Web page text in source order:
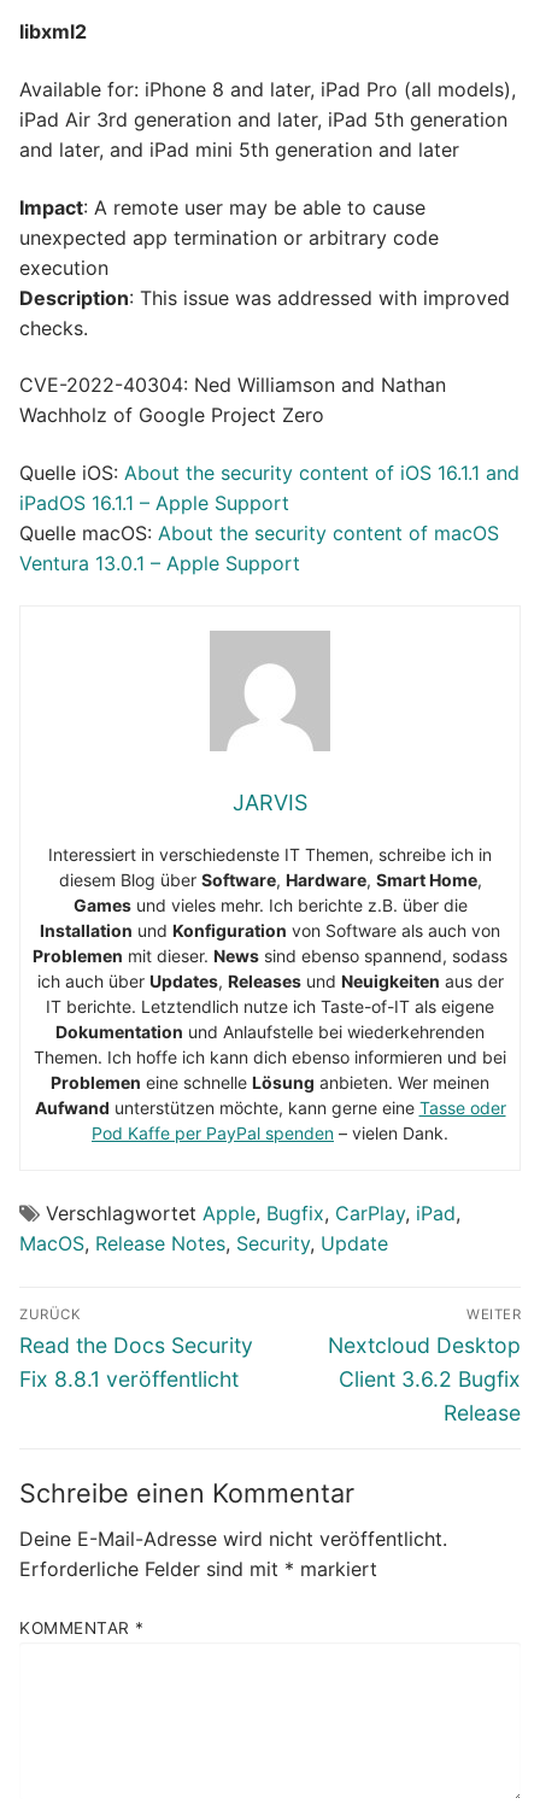
libxml2
Available for: iPhone 8 and later, iPad Pro (all models),
iPad Air 3rd generation and later, iPad 5th generation
and later, and iPad mini 5th generation and later
Impact: A remote user may be able to cause
unexpected app termination or arbitrary code
execution
Description: This issue was addressed with improved
checks.
CVE-2022-40304: Ned Williamson and Nathan
Wachholz of Google Project Zero
Quelle iOS: About the security content of iOS 16.1.1 and
iPadOS 16.1.1 – Apple Support
Quelle macOS: About the security content of macOS
Ventura 13.0.1 – Apple Support
JARVIS
Interessiert in verschiedenste IT Themen, schreibe ich in
diesem Blog über Software, Hardware, Smart Home,
Gamesund vieles mehr. Ich berichte z.B. über die
Installation und Konfiguration von Software als auch von
Problemen mit dieser. News sind ebenso spannend, sodass
ich auch über Updates, Releasesund Neuigkeiten aus der
IT berichte. Letztendlich nutze ich Taste-of-IT als eigene
Dokumentation und Anlaufstelle bei wiederkehrenden
Themen. Ich hoffe ich kann dich ebenso informieren und bei
Problemen eine schnelle Lösung anbieten. Wer meinen
Aufwand unterstützen möchte, kann gerne eine Tasse oder
Pod Kaffe per PayPal spenden – vielen Dank.
Verschlagwortet Apple, Bugfix, CarPlay, iPad,
MacOS, Release Notes, Security, Update
Beitragsnavigation
ZURÜCK
Vorheriger
Beitrag:
Read the Docs Security
Fix 8.8.1 veröffentlicht
WEITER
Nächster
Beitrag:
Nextcloud Desktop
Client 3.6.2 Bugfix
Release
Schreibe einen Kommentar
Deine E-Mail-Adresse wird nicht veröffentlicht.
Erforderliche Felder sind mit * markiert
KOMMENTAR *